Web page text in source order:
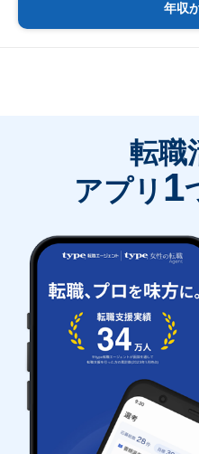
年収
転職
アプリ 1